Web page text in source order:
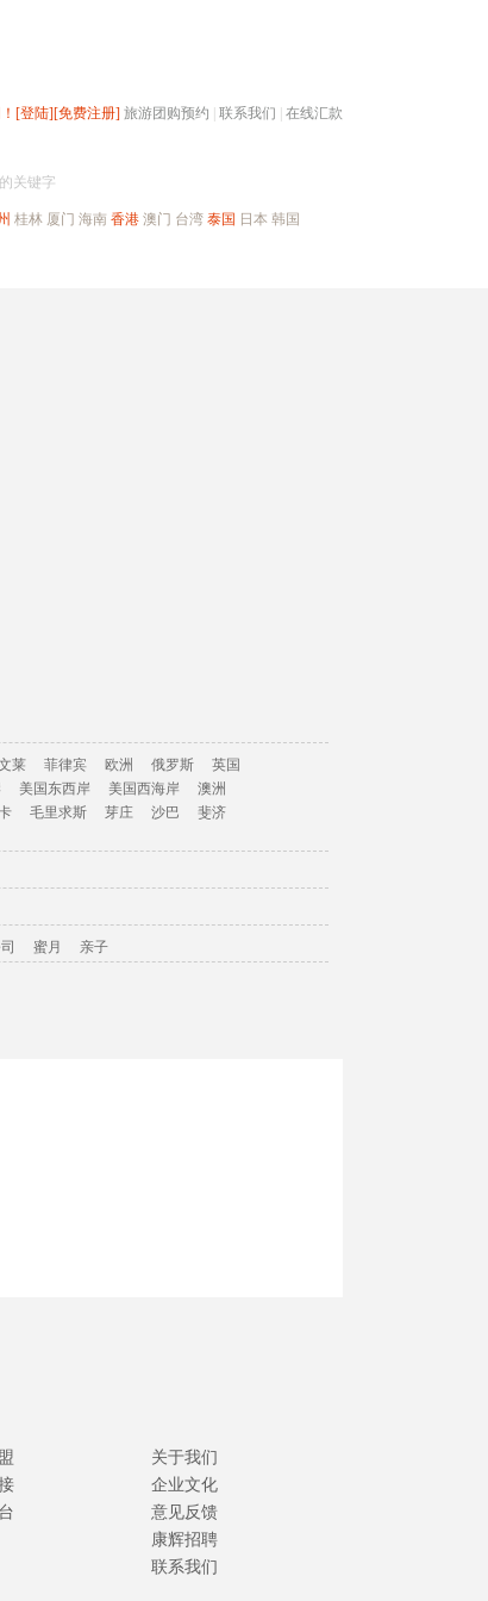
[登陆][免费注册] 旅游团购预约 联系我们 在线汇款
关键字
桂林 厦门 海南 香港 澳门 台湾 泰国 日本 韩国
莱 菲律宾 欧洲 俄罗斯
英国
美国东西岸 美国西海岸
澳洲
毛里求斯 芽庄 沙巴
斐济
蜜月 亲子
关于我们
企业文化
意见反馈
康辉招聘
联系我们